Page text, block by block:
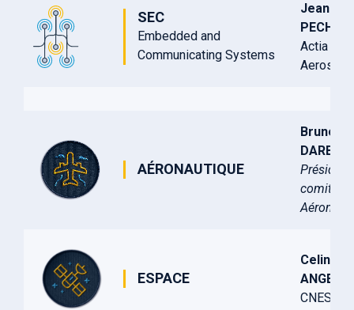
SEC
Embedded and
Communicating Systems
Jean-
PECH
Actia
AÉRONAUTIQUE
Bruno
comité
ESPACE
Celine
CNES